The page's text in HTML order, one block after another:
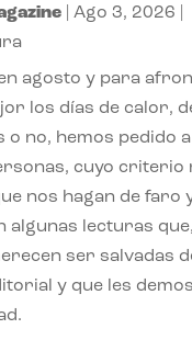
| Ago 3, 2026
agosto y para
los días de calor,
o no, hemos pedido
cuyo criterio
nos hagan de faro
algunas lecturas
ser salvadas
y que les